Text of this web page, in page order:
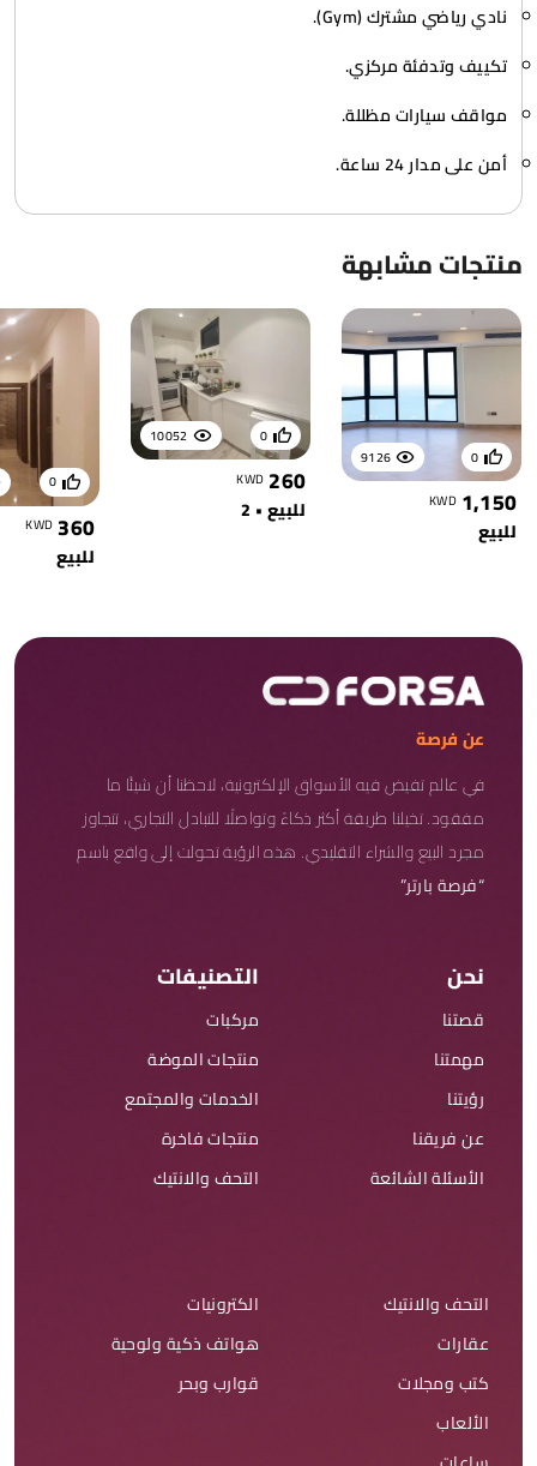
نادي رياضي مشترك (Gym).
تكييف وتدفئة مركزي.
مواقف سيارات مظللة.
أمن على مدار 24 ساعة.
منتجات مشابهة
9126 0
1,150
KWD
للبيع
10052 0
260
KWD
للبيع • 2
0
360
KWD
للبيع
عن فرصة
في عالم تفيض فيه الأسواق الإلكترونية، لاحظنا أن شيئًا ما
مفقود. تخيلنا طريقة أكثر ذكاءً وتواصلًا للتبادل التجاري، تتجاوز
مجرد البيع والشراء التقليدي. هذه الرؤية تحولت إلى واقع باسم
“فرصة بارتر”
نحن
قصتنا
مهمتنا
رؤيتنا
عن فريقنا
الأسئلة الشائعة
التصنيفات
مركبات
منتجات الموضة
الخدمات والمجتمع
منتجات فاخرة
التحف والانتيك
التحف والانتيك
عقارات
كتب ومجلات
الألعاب
الكترونيات
هواتف ذكية ولوحية
قوارب وبحر